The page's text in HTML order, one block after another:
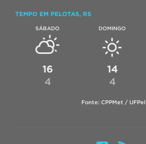
TEMPO EM PELOTAS, RS
SÁBADO
16
4
DOMINGO
14
4
Fonte: CPPMet / UFPel